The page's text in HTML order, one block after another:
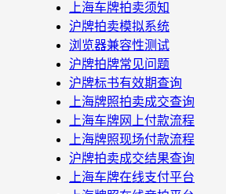
上海车牌拍卖须知
沪牌拍卖模拟系统
浏览器兼容性测试
沪牌拍牌常见问题
沪牌标书有效期查询
上海牌照拍卖成交查询
上海车牌网上付款流程
上海牌照现场付款流程
沪牌拍卖成交结果查询
上海车牌在线支付平台